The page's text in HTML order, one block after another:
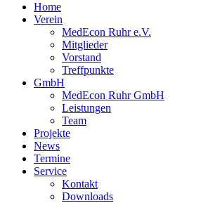
Home
Verein
MedEcon Ruhr e.V.
Mitglieder
Vorstand
Treffpunkte
GmbH
MedEcon Ruhr GmbH
Leistungen
Team
Projekte
News
Termine
Service
Kontakt
Downloads